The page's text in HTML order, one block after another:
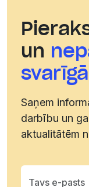
un
Saņem
darbību un
aktualitātēm